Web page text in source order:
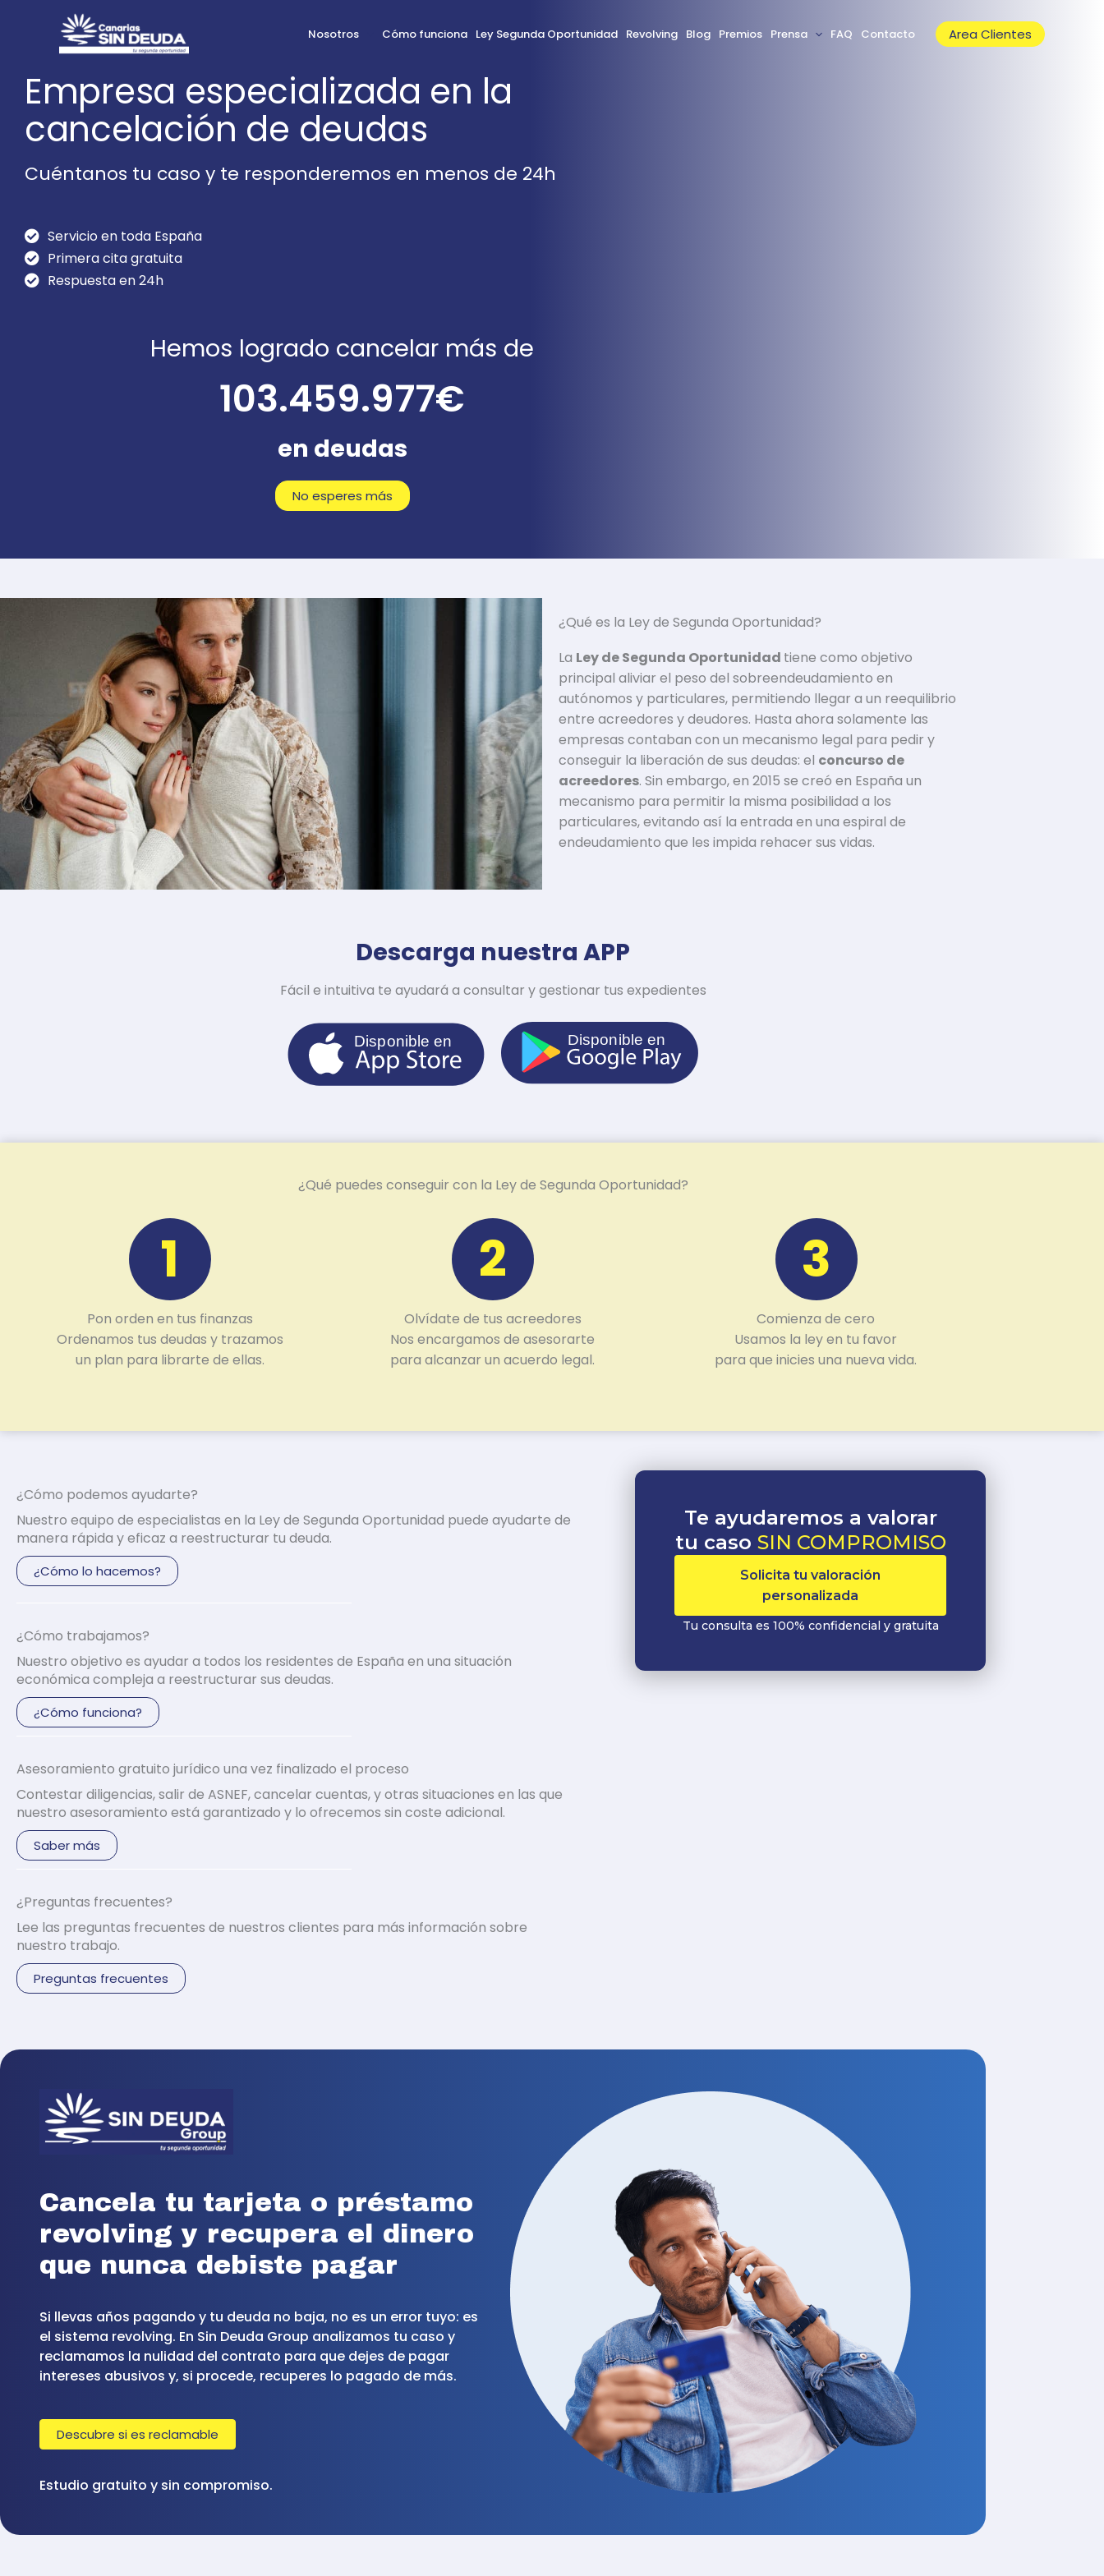
contenido
Nosotros Cómo funciona Ley Segunda Oportunidad Revolving Blog Premios Prensa FAQ Contacto Area Clientes
Empresa especializada en la
cancelación de deudas
Cuéntanos tu caso y te responderemos en menos de 24h
Servicio en toda España
Primera cita gratuita
Respuesta en 24h
Hemos logrado cancelar más de
103.459.977€
en deudas
No esperes más
¿Qué es la Ley de Segunda Oportunidad?
La Ley de Segunda Oportunidad tiene como objetivo
principal aliviar el peso del sobreendeudamiento en
autónomos y particulares, permitiendo llegar a un reequilibrio
entre acreedores y deudores. Hasta ahora solamente las
empresas contaban con un mecanismo legal para pedir y
conseguir la liberación de sus deudas: el concurso de
acreedores. Sin embargo, en 2015 se creó en España un
mecanismo para permitir la misma posibilidad a los
particulares, evitando así la entrada en una espiral de
endeudamiento que les impida rehacer sus vidas.
Descarga nuestra APP
Fácil e intuitiva te ayudará a consultar y gestionar tus expedientes
¿Qué puedes conseguir con la Ley de Segunda Oportunidad?
1
Pon orden en tus finanzas
Ordenamos tus deudas y trazamos
un plan para librarte de ellas.
2
Olvídate de tus acreedores
Nos encargamos de asesorarte
para alcanzar un acuerdo legal.
3
Comienza de cero
Usamos la ley en tu favor
para que inicies una nueva vida.
¿Cómo podemos ayudarte?
Nuestro equipo de especialistas en la Ley de Segunda Oportunidad puede ayudarte de
manera rápida y eficaz a reestructurar tu deuda.
¿Cómo lo hacemos?
¿Cómo trabajamos?
Nuestro objetivo es ayudar a todos los residentes de España en una situación
económica compleja a reestructurar sus deudas.
¿Cómo funciona?
Asesoramiento gratuito jurídico una vez finalizado el proceso
Contestar diligencias, salir de ASNEF, cancelar cuentas, y otras situaciones en las que
nuestro asesoramiento está garantizado y lo ofrecemos sin coste adicional.
Saber más
¿Preguntas frecuentes?
Lee las preguntas frecuentes de nuestros clientes para más información sobre
nuestro trabajo.
Preguntas frecuentes
Te ayudaremos a valorar
tu caso SIN COMPROMISO
Solicita tu valoración
personalizada
Tu consulta es 100% confidencial y gratuita
Cancela tu tarjeta o préstamo
revolving y recupera el dinero
que nunca debiste pagar
Si llevas años pagando y tu deuda no baja, no es un error tuyo: es
el sistema revolving. En Sin Deuda Group analizamos tu caso y
reclamamos la nulidad del contrato para que dejes de pagar
intereses abusivos y, si procede, recuperes lo pagado de más.
Descubre si es reclamable
Estudio gratuito y sin compromiso.